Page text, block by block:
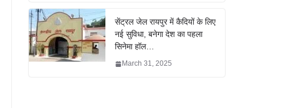
सेंट्रल जेल रायपुर में कैदियों के लिए
नई सुविधा, बनेगा देश का पहला
सिनेमा हॉल…
March 31, 2025